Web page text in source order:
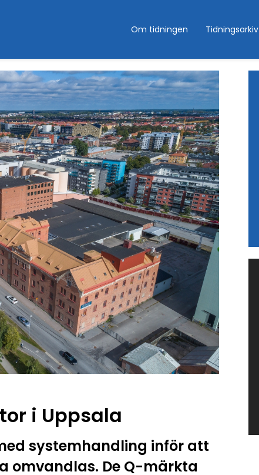
Om tidningen Tidningsarkiv
i Uppsala
systemhandling inför att
omvandlas. De Q-märkta